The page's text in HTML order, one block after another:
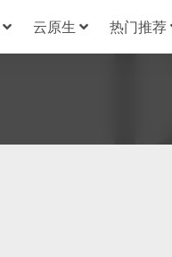
云原生 热门推荐